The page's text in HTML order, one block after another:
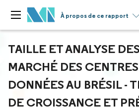
À propos de ce rapport
TAILLE ET ANALYSE
MARCHÉ DES
DONNÉES AU BRÉSIL -
DE CROISSANCE ET